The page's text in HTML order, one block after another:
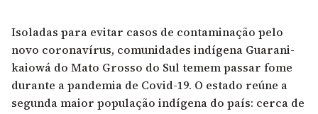
Isoladas para evitar casos de contaminação pelo
novo coronavírus, comunidades indígena Guarani-
kaiowá do Mato Grosso do Sul temem passar fome
durante a pandemia de Covid-19. O estado reúne a
segunda maior população indígena do país: cerca de